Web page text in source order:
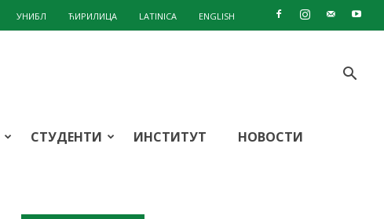
УНИБЛ ЋИРИЛИЦА LATINICA ENGLISH
СТУДЕНТИ ИНСТИТУТ НОВОСТИ